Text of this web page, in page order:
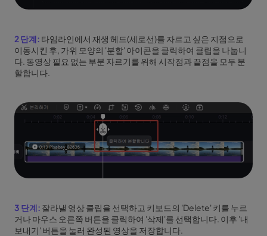
2 단계: 타임라인에서 재생 헤드(세로선)를 자르고 싶은 지점으로
이동시킨 후, 가위 모양의 '분할' 아이콘을 클릭하여 클립을 나눕니
다. 동영상 필요 없는 부분 자르기를 위해 시작점과 끝점을 모두 분
할합니다.
3 단계: 잘라낼 영상 클립을 선택하고 키보드의 'Delete' 키를 누르
거나 마우스 오른쪽 버튼을 클릭하여 '삭제'를 선택합니다. 이후 '내
보내기' 버튼을 눌러 완성된 영상을 저장합니다.